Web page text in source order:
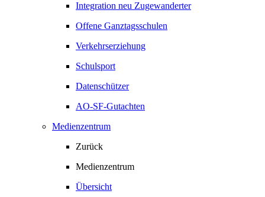
Integration neu Zugewanderter
Offene Ganztagsschulen
Verkehrserziehung
Schulsport
Datenschützer
AO-SF-Gutachten
Medienzentrum
Zurück
Medienzentrum
Übersicht